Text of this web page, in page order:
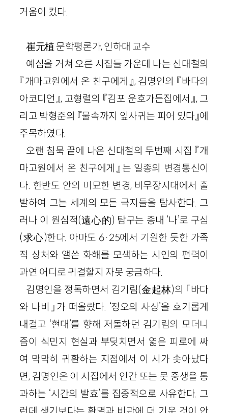
거움이 컸다.
崔元植 문학평론가, 인하대 교수
예심을 거쳐 오른 시집들 가운데 나는 신대철의
『개마고원에서 온 친구에게』, 김명인의 『바다의
아코디언』, 고형렬의 『김포 운호가든집에서』, 그
리고 박형준의 『물속까지 잎사귀는 피어 있다』에
주목하였다.
오랜 침묵 끝에 나온 신대철의 두번째 시집 『개
마고원에서 온 친구에게』는 일종의 변경통신이
다. 한반도 안의 미묘한 변경, 비무장지대에서 출
발하여 그는 세계의 모든 극지들을 탐사한다. 그
러나 이 원심적(遠心的) 탐구는 종내 ‘나’로 구심
(求心)한다. 아마도 6·25에서 기원한 듯한 가족
적 상처와 앨쓴 화해를 모색하는 시인의 편력이
과연 어디로 귀결할지 자못 궁금하다.
김명인을 정독하면서 김기림(金起林)의 「바다
와 나비」가 떠올랐다. ‘정오의 사상’을 호기롭게
내걸고 ‘현대’를 향해 저돌하던 김기림의 모더니
즘이 식민지 현실과 부딪치면서 엷은 피로에 싸
여 막막히 귀환하는 지점에서 이 시가 솟아났다
면, 김명인은 이 시집에서 인간 또는 뭇 중생을 통
과하는 ‘시간의 발효’를 집중적으로 사유한다. 그